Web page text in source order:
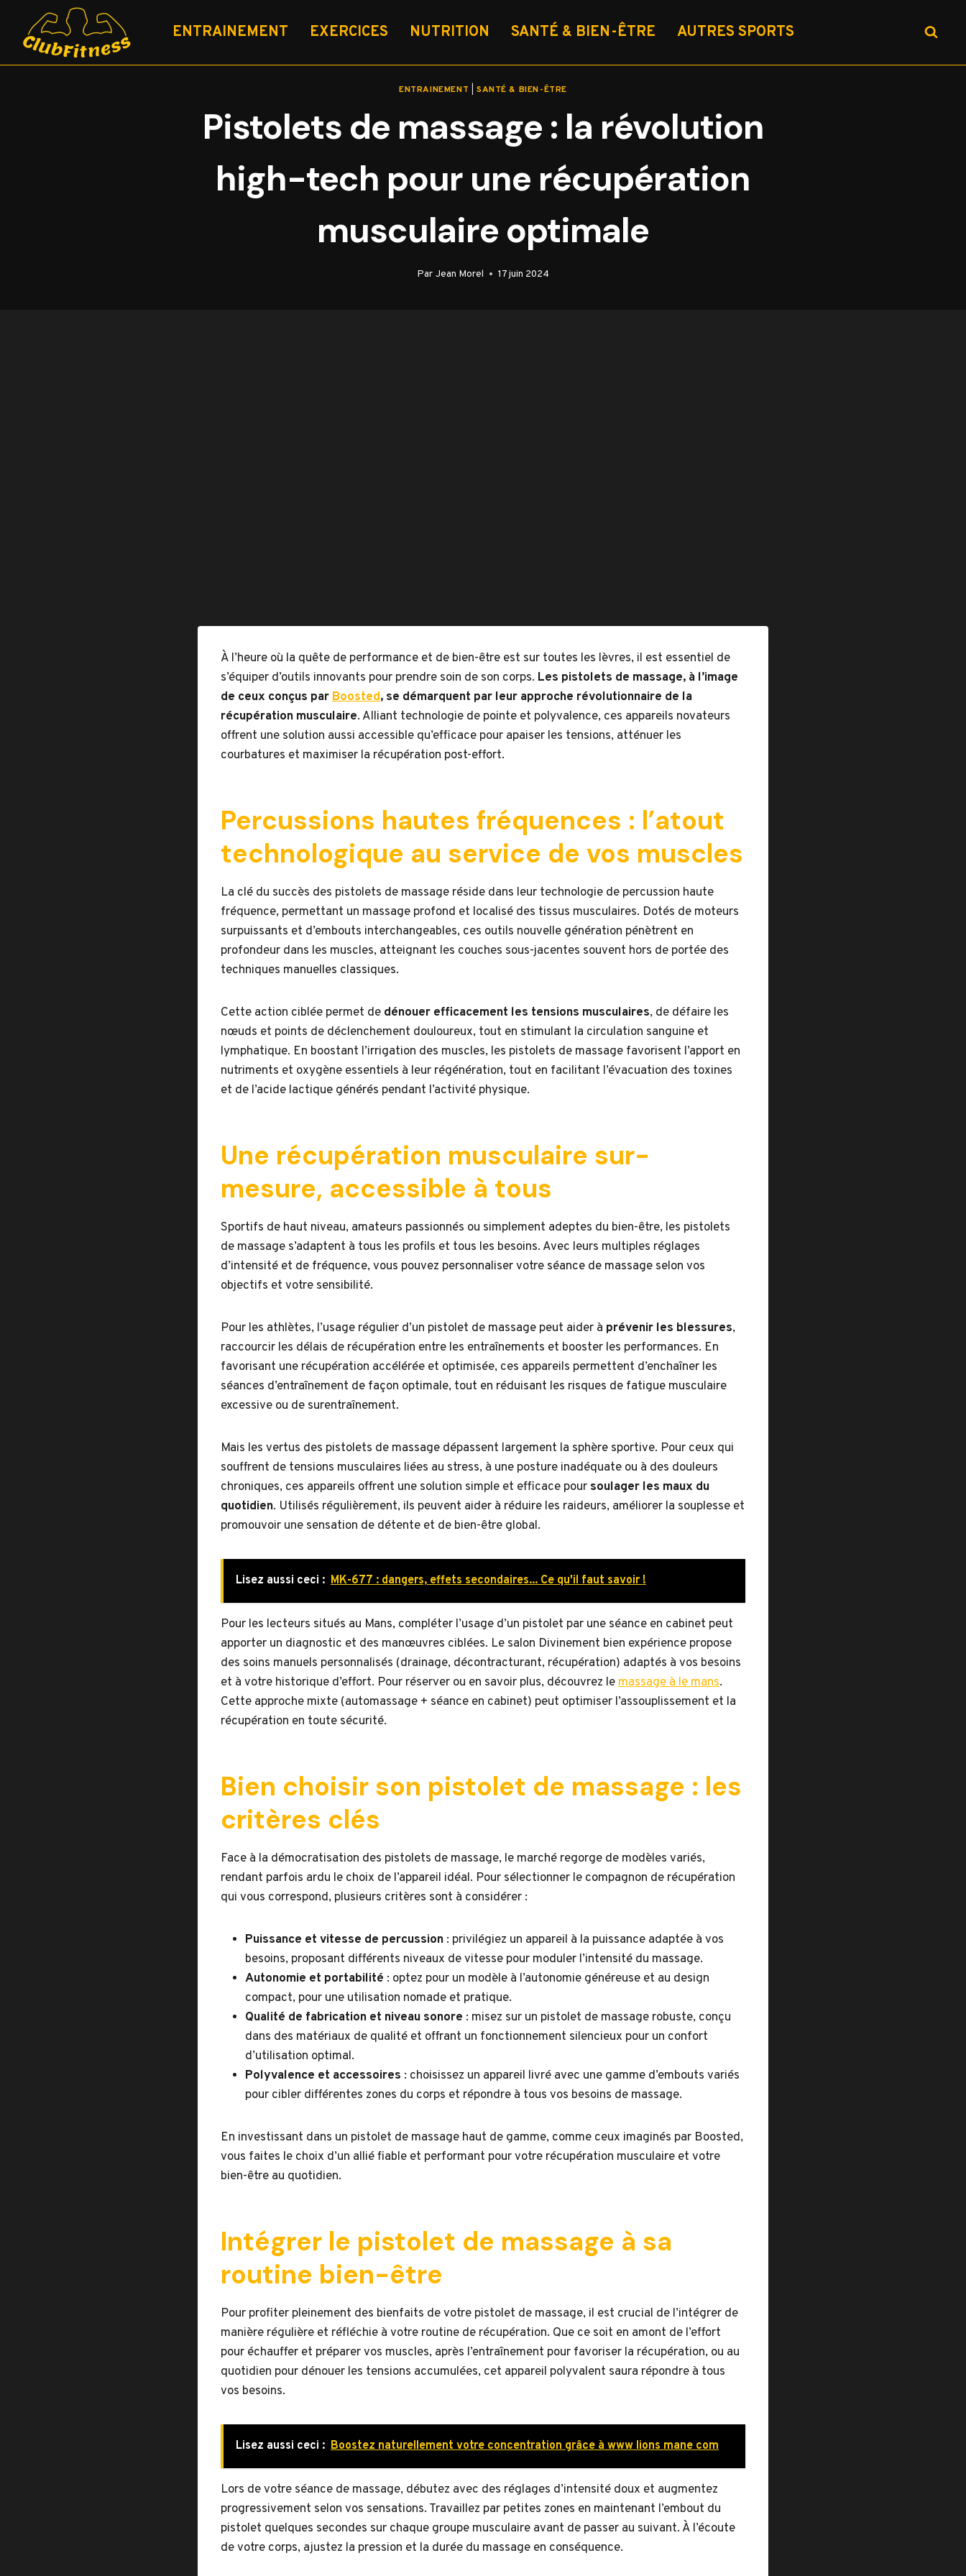
contenu
ENTRAINEMENT EXERCICES NUTRITION SANTÉ & BIEN-ÊTRE AUTRES SPORTS
ENTRAINEMENT SANTÉ & BIEN-ÊTRE
Pistolets de massage : la révolution
high-tech pour une récupération
musculaire optimale
Par Jean Morel 17 juin 2024
À l’heure où la quête de performance et de bien-être est sur toutes les lèvres, il est essentiel de
s’équiper d’outils innovants pour prendre soin de son corps. Les pistolets de massage, à l’image
de ceux conçus parBoosted, se démarquent par leur approche révolutionnaire de la
récupération musculaire. Alliant technologie de pointe et polyvalence, ces appareils novateurs
offrent une solution aussi accessible qu’efficace pour apaiser les tensions, atténuer les
courbatures et maximiser la récupération post-effort.
Percussions hautes fréquences : l’atout
technologique au service de vos muscles
La clé du succès des pistolets de massage réside dans leur technologie de percussion haute
fréquence, permettant un massage profond et localisé des tissus musculaires. Dotés de moteurs
surpuissants et d’embouts interchangeables, ces outils nouvelle génération pénètrent en
profondeur dans les muscles, atteignant les couches sous-jacentes souvent hors de portée des
techniques manuelles classiques.
Cette action ciblée permet de dénouer efficacement les tensions musculaires, de défaire les
nœuds et points de déclenchement douloureux, tout en stimulant la circulation sanguine et
lymphatique. En boostant l’irrigation des muscles, les pistolets de massage favorisent l’apport en
nutriments et oxygène essentiels à leur régénération, tout en facilitant l’évacuation des toxines
et de l’acide lactique générés pendant l’activité physique.
Une récupération musculaire sur-
mesure, accessible à tous
Sportifs de haut niveau, amateurs passionnés ou simplement adeptes du bien-être, les pistolets
de massage s’adaptent à tous les profils et tous les besoins. Avec leurs multiples réglages
d’intensité et de fréquence, vous pouvez personnaliser votre séance de massage selon vos
objectifs et votre sensibilité.
Pour les athlètes, l’usage régulier d’un pistolet de massage peut aider à prévenir les blessures,
raccourcir les délais de récupération entre les entraînements et booster les performances. En
favorisant une récupération accélérée et optimisée, ces appareils permettent d’enchaîner les
séances d’entraînement de façon optimale, tout en réduisant les risques de fatigue musculaire
excessive ou de surentraînement.
Mais les vertus des pistolets de massage dépassent largement la sphère sportive. Pour ceux qui
souffrent de tensions musculaires liées au stress, à une posture inadéquate ou à des douleurs
chroniques, ces appareils offrent une solution simple et efficace pour soulager les maux du
quotidien. Utilisés régulièrement, ils peuvent aider à réduire les raideurs, améliorer la souplesse et
promouvoir une sensation de détente et de bien-être global.
Lisez aussi ceci : MK-677 : dangers, effets secondaires... Ce qu'il faut savoir !
Pour les lecteurs situés au Mans, compléter l’usage d’un pistolet par une séance en cabinet peut
apporter un diagnostic et des manœuvres ciblées. Le salon Divinement bien expérience propose
des soins manuels personnalisés (drainage, décontracturant, récupération) adaptés à vos besoins
et à votre historique d’effort. Pour réserver ou en savoir plus, découvrez lemassage à le mans.
Cette approche mixte (automassage + séance en cabinet) peut optimiser l’assouplissement et la
récupération en toute sécurité.
Bien choisir son pistolet de massage : les
critères clés
Face à la démocratisation des pistolets de massage, le marché regorge de modèles variés,
rendant parfois ardu le choix de l’appareil idéal. Pour sélectionner le compagnon de récupération
qui vous correspond, plusieurs critères sont à considérer :
Puissance et vitesse de percussion : privilégiez un appareil à la puissance adaptée à vos
besoins, proposant différents niveaux de vitesse pour moduler l’intensité du massage.
Autonomie et portabilité : optez pour un modèle à l’autonomie généreuse et au design
compact, pour une utilisation nomade et pratique.
Qualité de fabrication et niveau sonore : misez sur un pistolet de massage robuste, conçu
dans des matériaux de qualité et offrant un fonctionnement silencieux pour un confort
d’utilisation optimal.
Polyvalence et accessoires : choisissez un appareil livré avec une gamme d’embouts variés
pour cibler différentes zones du corps et répondre à tous vos besoins de massage.
En investissant dans un pistolet de massage haut de gamme, comme ceux imaginés par Boosted,
vous faites le choix d’un allié fiable et performant pour votre récupération musculaire et votre
bien-être au quotidien.
Intégrer le pistolet de massage à sa
routine bien-être
Pour profiter pleinement des bienfaits de votre pistolet de massage, il est crucial de l’intégrer de
manière régulière et réfléchie à votre routine de récupération. Que ce soit en amont de l’effort
pour échauffer et préparer vos muscles, après l’entraînement pour favoriser la récupération, ou au
quotidien pour dénouer les tensions accumulées, cet appareil polyvalent saura répondre à tous
vos besoins.
Lisez aussi ceci : Boostez naturellement votre concentration grâce à www lions mane com
Lors de votre séance de massage, débutez avec des réglages d’intensité doux et augmentez
progressivement selon vos sensations. Travaillez par petites zones en maintenant l’embout du
pistolet quelques secondes sur chaque groupe musculaire avant de passer au suivant. À l’écoute
de votre corps, ajustez la pression et la durée du massage en conséquence.